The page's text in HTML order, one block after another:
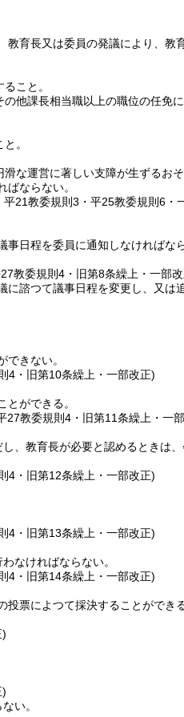
教育長又は委員の発議により、教
こと。
他課長相当職以上の職位の任免に
。
な運営に著しい支障が生ずるお
ならない。
21教委規則3・平25教委規則6・
日程を委員に通知しなければなら
教委規則4・旧第8条繰上・一部
諮つて議事日程を変更し、又は
きない。
4・旧第10条繰上・一部改正)
ができる。
教委規則4・旧第11条繰上・一
し、教育長が必要と認めるときは
4・旧第12条繰上・一部改正)
4・旧第13条繰上・一部改正)
なければならない。
4・旧第14条繰上・一部改正)
票によつて採決することができる
)
)
い。